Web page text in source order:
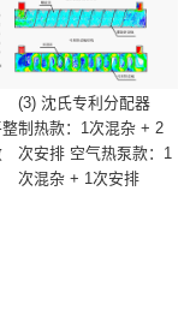
整
(3) 沈氏专利分配器
制热款：1次混杂 + 2
次安排 空气热泵款：1
次混杂 + 1次安排